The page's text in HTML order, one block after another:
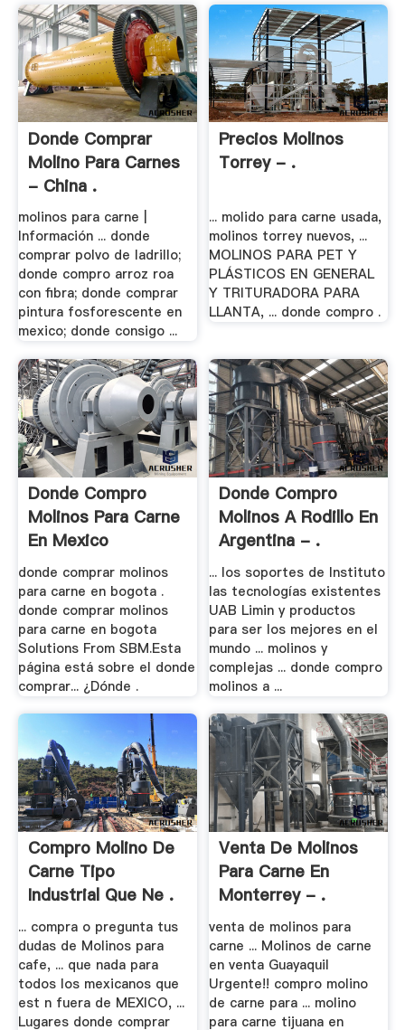
Donde Comprar
Molino Para Carnes
- China .
molinos para carne |
Información ... donde
comprar polvo de ladrillo;
donde compro arroz roa
con fibra; donde comprar
pintura fosforescente en
mexico; donde consigo ...
Precios Molinos
Torrey - .
... molido para carne usada,
molinos torrey nuevos, ...
MOLINOS PARA PET Y
PLÁSTICOS EN GENERAL
Y TRITURADORA PARA
LLANTA, ... donde compro .
Donde Compro
Molinos Para Carne
En Mexico
donde comprar molinos
para carne en bogota .
donde comprar molinos
para carne en bogota
Solutions From SBM.Esta
página está sobre el donde
comprar... ¿Dónde .
Donde Compro
Molinos A Rodillo En
Argentina - .
... los soportes de Instituto
las tecnologías existentes
UAB Limin y productos
para ser los mejores en el
mundo ... molinos y
complejas ... donde compro
molinos a ...
Compro Molino De
Carne Tipo
Industrial Que Ne .
... compra o pregunta tus
dudas de Molinos para
cafe, ... que nada para
todos los mexicanos que
est n fuera de MEXICO, ...
Lugares donde comprar
Venta De Molinos
Para Carne En
Monterrey - .
venta de molinos para
carne ... Molinos de carne
en venta Guayaquil
Urgente!! compro molino
de carne para ... molino
para carne tijuana en